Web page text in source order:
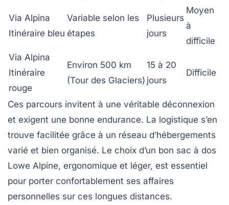
Via Alpina
Itinéraire bleu
Variable selon les
étapes
Plusieurs
jours
Moyen
à
difficile
Via Alpina
Itinéraire
rouge
Environ 500 km
(Tour des Glaciers)
15 à 20
jours
Difficile
Ces parcours invitent à une véritable déconnexion
et exigent une bonne endurance. La logistique s’en
trouve facilitée grâce à un réseau d’hébergements
varié et bien organisé. Le choix d’un bon sac à dos
Lowe Alpine, ergonomique et léger, est essentiel
pour porter confortablement ses affaires
personnelles sur ces longues distances.